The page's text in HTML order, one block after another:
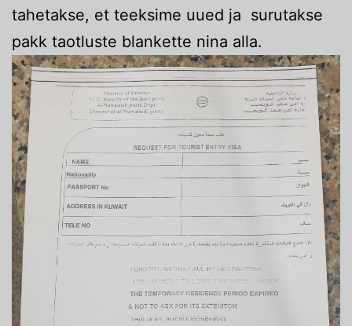
tahetakse, et teeksime uued ja surutakse
pakk taotluste blankette nina alla.